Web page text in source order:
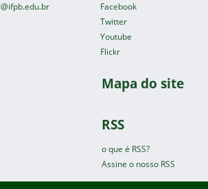
Facebook
Twitter
Youtube
Flickr
Mapa do site
RSS
o que é RSS?
Assine o nosso RSS